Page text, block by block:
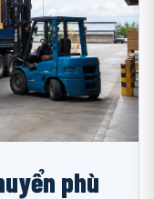
phù